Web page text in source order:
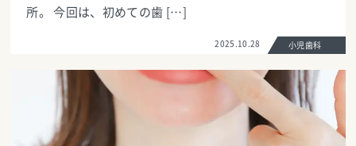
所。 今回は、初めての歯 […]
2025.10.28 小児歯科